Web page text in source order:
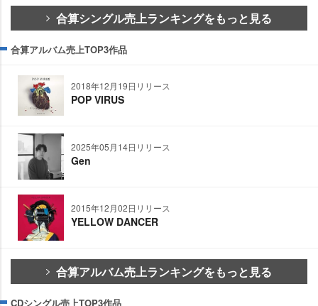
合算シングル売上ランキングをもっと見る
合算アルバム売上TOP3作品
2018年12月19日リリース
POP VIRUS
2025年05月14日リリース
Gen
2015年12月02日リリース
YELLOW DANCER
合算アルバム売上ランキングをもっと見る
CDシングル売上TOP3作品